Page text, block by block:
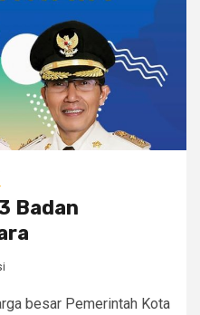
Badan
besar Pemerintah Kota